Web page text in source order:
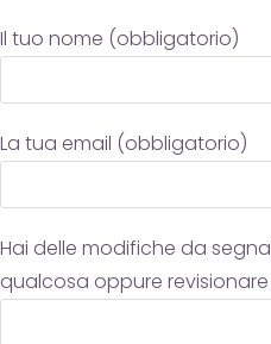
Il tuo nome (obbligatorio)
La tua email (obbligatorio)
Hai delle modifiche da
qualcosa oppure